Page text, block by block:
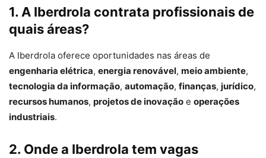
1. A Iberdrola contrata profissionais de
quais áreas?
A Iberdrola oferece oportunidades nas áreas de
engenharia elétrica, energia renovável, meio ambiente,
tecnologia da informação, automação, finanças, jurídico,
recursos humanos, projetos de inovação e operações
industriais.
2. Onde a Iberdrola tem vagas